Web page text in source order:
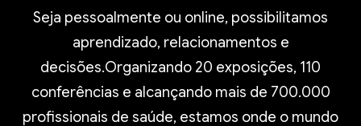
Seja pessoalmente ou online, possibilitamos
aprendizado, relacionamentos e
decisões.Organizando 20 exposições, 110
conferências e alcançando mais de 700.000
profissionais de saúde, estamos onde o mundo